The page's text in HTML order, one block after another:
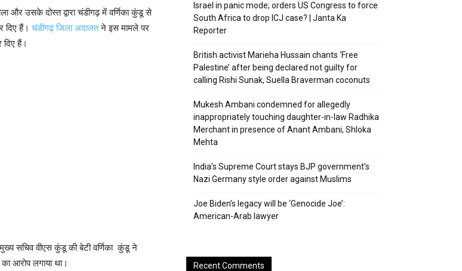
और उसके दोस्त द्वारा चंडीगढ़ में वर्णिका कुंडू से
दिए हैं।चंडीगढ़ जिला अदालतने इस मामले पर
हैं।
सचिव वीएस कुंडू की बेटी वर्णिका कुंडू ने
आरोप लगाया था।
Israel in panic mode; orders US Congress to force
South Africa to drop ICJ case? | Janta Ka
Reporter
British activist Marieha Hussain chants ‘Free
Palestine’ after being declared not guilty for
calling Rishi Sunak, Suella Braverman coconuts
Mukesh Ambani condemned for allegedly
inappropriately touching daughter-in-law Radhika
Merchant in presence of Anant Ambani, Shloka
Mehta
India’s Supreme Court stays BJP government’s
Nazi Germany style order against Muslims
Joe Biden’s legacy will be ‘Genocide Joe’:
American-Arab lawyer
Recent Comments